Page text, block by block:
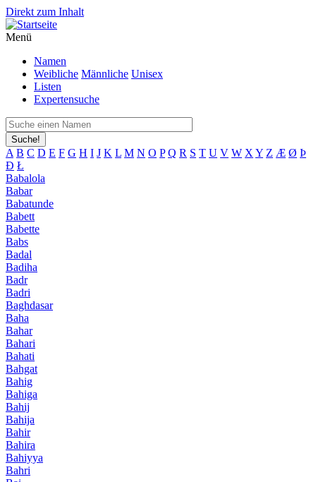
Direkt zum Inhalt
Menü
Namen
Weibliche Männliche Unisex
Listen
Expertensuche
Suche!
A B C D E F G H I J K L M N O P Q R S T U V W X Y Z Æ Ø Þ
Đ Ł
Babalola
Babar
Babatunde
Babett
Babette
Babs
Badal
Badiha
Badr
Badri
Baghdasar
Baha
Bahar
Bahari
Bahati
Bahgat
Bahig
Bahiga
Bahij
Bahija
Bahir
Bahira
Bahiyya
Bahri